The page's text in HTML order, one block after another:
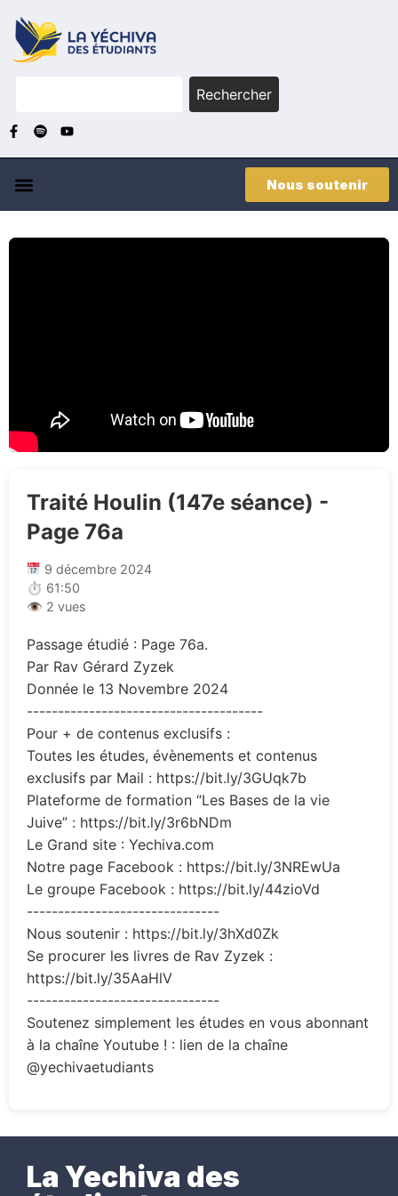
Rechercher
Nous soutenir
Traité Houlin (147e séance) -
Page 76a
9 décembre 2024
⏱ 61:50
👁 2 vues
Passage étudié : Page 76a.
Par Rav Gérard Zyzek
Donnée le 13 Novembre 2024
--------------------------------------
Pour + de contenus exclusifs :
Toutes les études, évènements et contenus
exclusifs par Mail : https://bit.ly/3GUqk7b
Plateforme de formation “Les Bases de la vie
Juive” : https://bit.ly/3r6bNDm
Le Grand site : Yechiva.com
Notre page Facebook : https://bit.ly/3NREwUa
Le groupe Facebook : https://bit.ly/44zioVd
-------------------------------
Nous soutenir : https://bit.ly/3hXd0Zk
Se procurer les livres de Rav Zyzek :
https://bit.ly/35AaHlV
-------------------------------
Soutenez simplement les études en vous abonnant
à la chaîne Youtube ! : lien de la chaîne
@yechivaetudiants
La Yechiva des